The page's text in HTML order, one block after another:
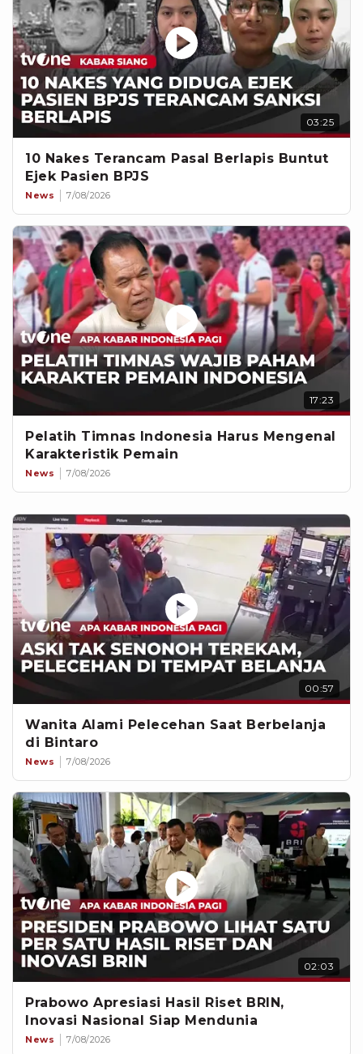
03:25
10 Nakes Terancam Pasal Berlapis Buntut
Ejek Pasien BPJS
News 7/08/2026
17:23
Pelatih Timnas Indonesia Harus Mengenal
Karakteristik Pemain
News 7/08/2026
00:57
Wanita Alami Pelecehan Saat Berbelanja
di Bintaro
News 7/08/2026
02:03
Prabowo Apresiasi Hasil Riset BRIN,
Inovasi Nasional Siap Mendunia
News 7/08/2026